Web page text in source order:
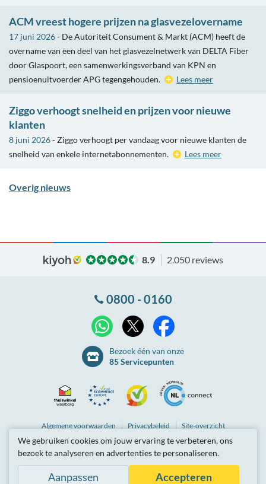
ACM vreest hogere prijzen na glasvezelovername
17 juni 2026- De Autoriteit Consument & Markt (ACM) heeft de
overname van een deel van het glasvezelnetwerk van DELTA Fiber
door Glaspoort, een samenwerkingsverband van KPN en
pensioenuitvoerder APG tegengehouden.
Lees meer
Ziggo verhoogt snelheid en prijzen voor nieuwe
klanten
8 juni 2026- Ziggo verhoogt per vandaag voor nieuwe klanten de
snelheid van enkele internetabonnementen.
Lees meer
Overig nieuws
8.9 2.050 reviews
0800 - 0160
WhatsApp
Bezoek één van onze
85 Servicepunten
WaarborgEurope
Algemenevoorwaarden Privacybeleid Site-overzicht
Partnerprogramma Tarieven zijn inclusief btw.
© Breedbandwinkel BV 2003 - 2026, Berkel en Rodenrijs
We gebruiken cookies om jouw ervaring te verbeteren, ons
bezoek te analyseren en advertenties te personaliseren.
Aanpassen Accepteren